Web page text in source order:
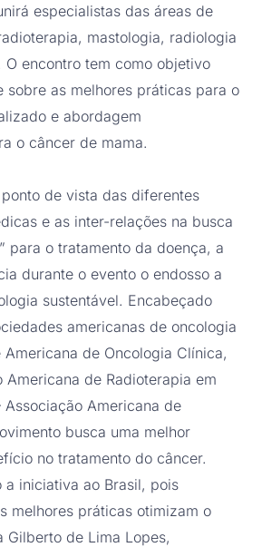
especialistas das áreas de
mastologia, radiologia
encontro tem como objetivo
sobre as melhores práticas para o
e abordagem
o câncer de mama.
de vista das diferentes
e as inter-relações na busca
para o tratamento da doença, a
durante o evento o endosso a
sustentável. Encabeçado
americanas de oncologia
Americana de Oncologia Clínica,
Americana de Radioterapia em
Associação Americana de
busca uma melhor
no tratamento do câncer.
a iniciativa ao Brasil, pois
melhores práticas otimizam o
Gilberto de Lima Lopes,